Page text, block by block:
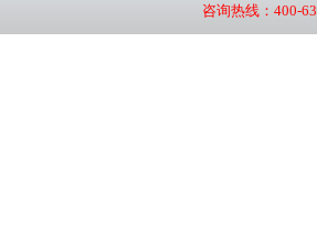
咨询热线：400-